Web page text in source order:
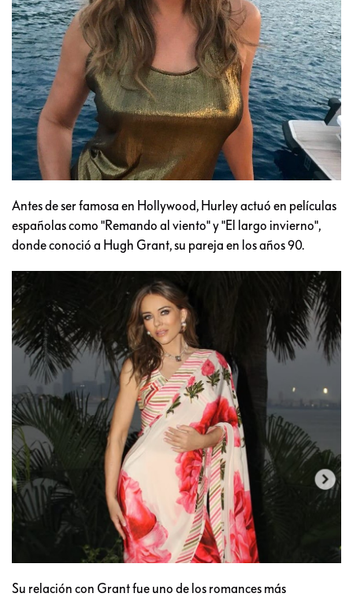
Antes de ser famosa en Hollywood, Hurley actuó en películas
españolas como "Remando al viento" y "El largo invierno",
donde conoció a Hugh Grant, su pareja en los años 90.
Su relación con Grant fue uno de los romances más